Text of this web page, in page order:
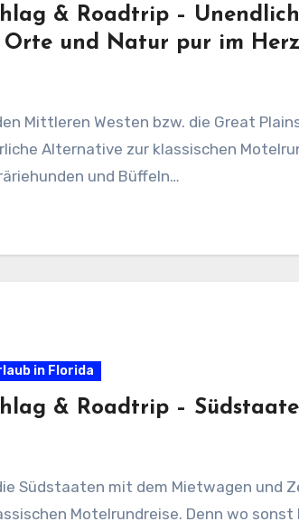
& Roadtrip –
und Natur pur im
Mittleren Westen bzw. die Great
Alternative zur klassischen
und Büffeln…
in Florida
& Roadtrip –
Südstaaten mit dem Mietwagen und
Motelrundreise. Denn wo sonst